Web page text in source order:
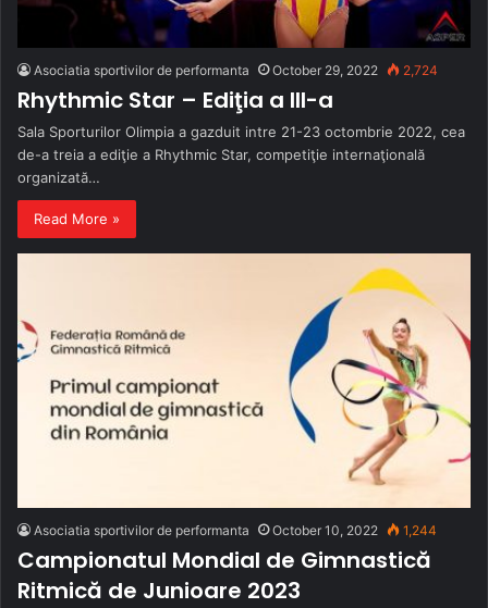
Asociatia sportivilor de performanta October 29, 2022 2,724
Rhythmic Star – Ediţia a III-a
Sala Sporturilor Olimpia a gazduit intre 21-23 octombrie 2022, cea
de-a treia a ediţie a Rhythmic Star, competiţie internaţională
organizată…
Read More »
Asociatia sportivilor de performanta October 10, 2022 1,244
Campionatul Mondial de Gimnastică
Ritmică de Junioare 2023